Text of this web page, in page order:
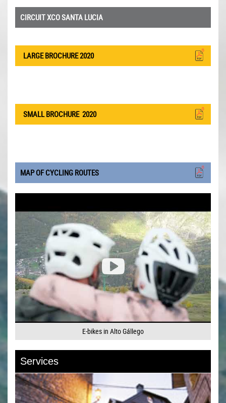
CIRCUIT XCO SANTA LUCIA
LARGE BROCHURE 2020
SMALL BROCHURE 2020
MAP OF CYCLING ROUTES
E-bikes in Alto Gállego
Services